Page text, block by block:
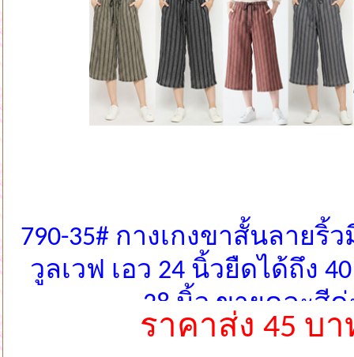
790-35# กางเกงขาสั้นลายริ้
วูลเวฟ เอว 24 นิ้วยืดได้ถึง
28 นิ้ว ขายคละสีค่
ราคาส่ง 45 บา